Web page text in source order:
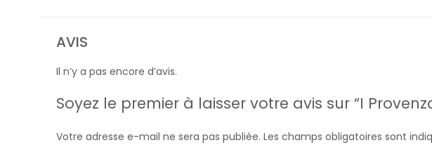
AVIS
Il n’y a pas encore d’avis.
Soyez le premier à laisser votre avis sur “I
Votre adresse e-mail ne sera pas publiée. Les champs obligatoires sont